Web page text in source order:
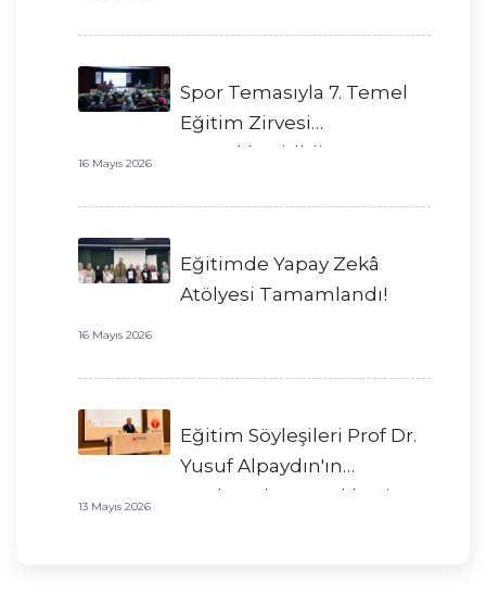
Spor Temasıyla 7. Temel
Eğitim Zirvesi
Gerçekleştirildi!
16 Mayıs 2026
Eğitimde Yapay Zekâ
Atölyesi Tamamlandı!
16 Mayıs 2026
Eğitim Söyleşileri Prof Dr.
Yusuf Alpaydın'ın
Katılımıyla Gerçekleşti!
13 Mayıs 2026